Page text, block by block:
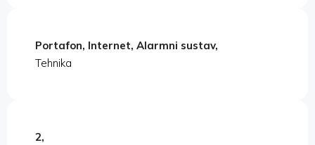
Portafon, Internet, Alarmni sustav,
Tehnika
2,